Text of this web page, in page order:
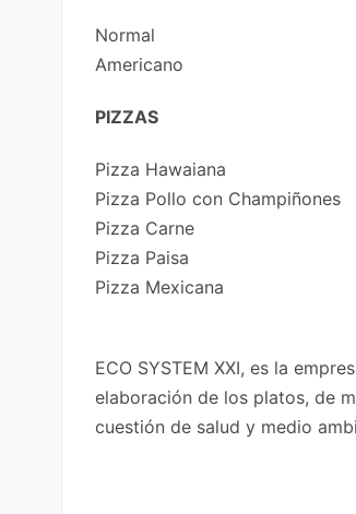
Normal
Americano
PIZZAS
Pizza Hawaiana
Pizza Pollo con Champiñones
Pizza Carne
Pizza Paisa
Pizza Mexicana
ECO SYSTEM XXI, es la
elaboración de los platos, de
cuestión de salud y medio